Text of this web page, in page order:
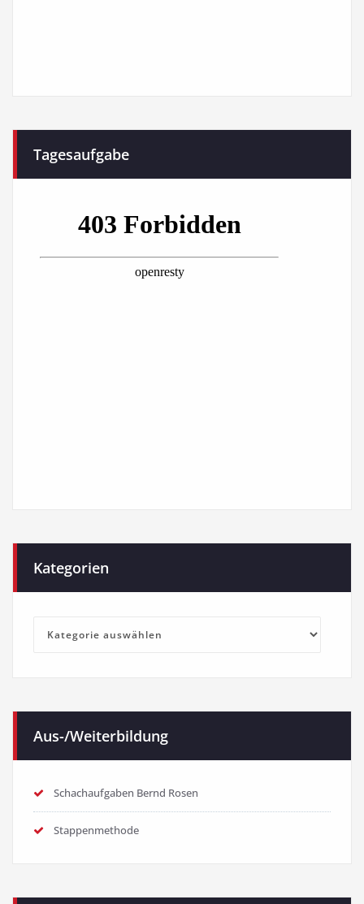
Tagesaufgabe
Kategorien
Kategorien
Aus-/Weiterbildung
Schachaufgaben Bernd Rosen
Stappenmethode